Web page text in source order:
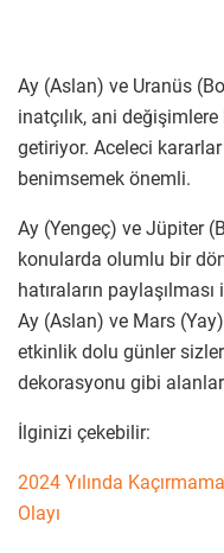
Ay (Aslan) ve Uranüs
inatçılık, ani
getiriyor. Aceleci
benimsemek önemli.
Ay (Yengeç) ve Jüpiter
konularda olumlu bir
hatıraların
Ay (Aslan) ve Mars
etkinlik dolu günler
dekorasyonu gibi
İlginizi çekebilir:
2024 Yılında
Olayı